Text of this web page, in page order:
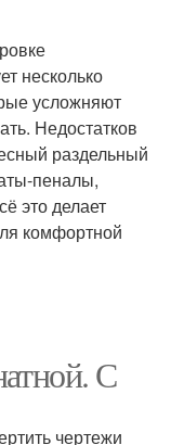
несколько
усложняют
Недостатков
раздельный
пеналы,
это делает
комфортной
С
чертежи